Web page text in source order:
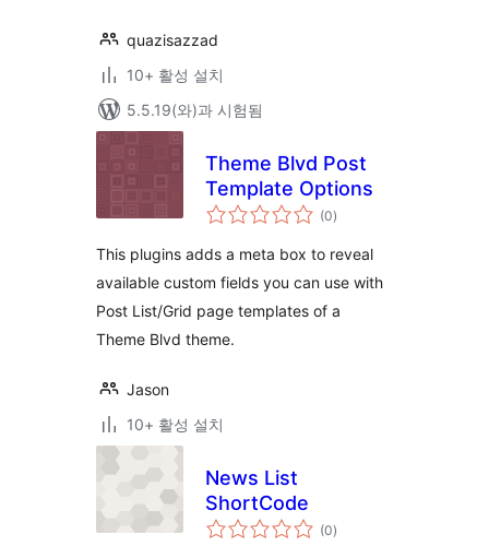
quazisazzad
10+ 활성 설치
5.5.19(와)과 시험됨
Theme Blvd Post
Template Options
(0전
체
점
)
This plugins adds a meta box to reveal
available custom fields you can use with
Post List/Grid page templates of a
Theme Blvd theme.
Jason
10+ 활성 설치
News List
ShortCode
(0전
체)